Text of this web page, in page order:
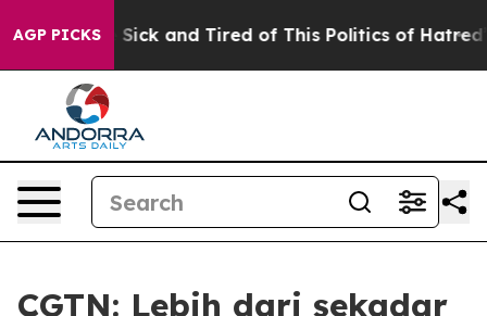
AGP PICKS
Are Sick and Tired of This Politics of Hatred” The
CGTN: Lebih dari sekadar